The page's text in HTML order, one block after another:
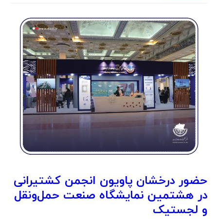
حضور درخشان پاویون انجمن کشتیرانی
در هشتمین نمایشگاه صنعت حمل‌ونقل
و لجستیک